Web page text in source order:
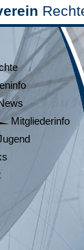
Mitgliederinfo